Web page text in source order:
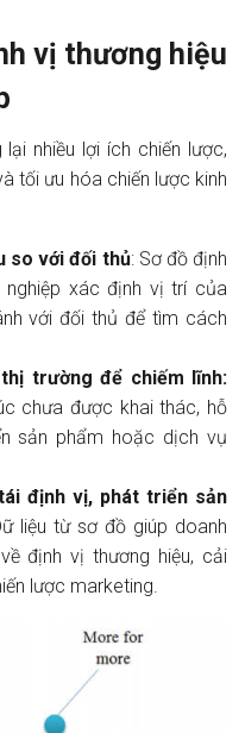
vị thương hiệu
nhiều lợi ích chiến lược,
tối ưu hóa chiến lược kinh
so với đối thủ: Sơ đồ định
nghiệp xác định vị trí của
với đối thủ để tìm cách
trường để chiếm lĩnh:
chưa được khai thác, hỗ
sản phẩm hoặc dịch vụ
định vị, phát triển sản
liệu từ sơ đồ giúp doanh
định vị thương hiệu, cải
lược marketing.